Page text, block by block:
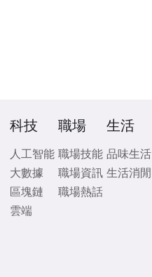
科技
人工智能
大數據
區塊鏈
雲端
職場
職場技能
職場資訊
職場熱話
生活
品味生活
生活消閒